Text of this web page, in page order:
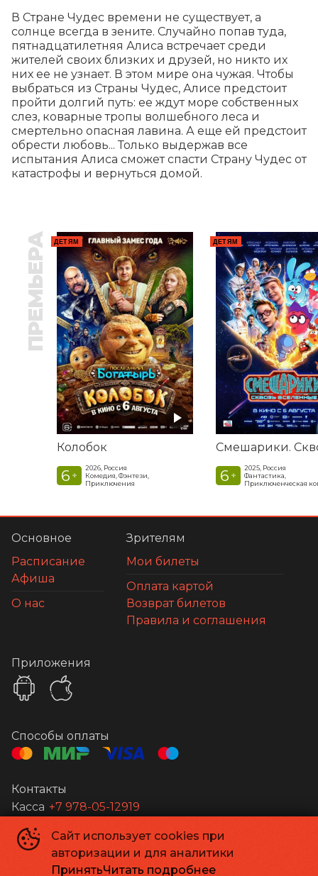
В Стране Чудес времени не существует, а
солнце всегда в зените. Случайно попав туда,
пятнадцатилетняя Алиса встречает среди
жителей своих близких и друзей, но никто их
них ее не узнает. В этом мире она чужая. Чтобы
выбраться из Страны Чудес, Алисе предстоит
пройти долгий путь: ее ждут море собственных
слез, коварные тропы волшебного леса и
смертельно опасная лавина. А еще ей предстоит
обрести любовь... Только выдержав все
испытания Алиса сможет спасти Страну Чудес от
катастрофы и вернуться домой.
ПРЕМЬЕРА ДЕТЯМ
Колобок
6 +
2026, Россия
Комедия, Фэнтези,
Приключения
ДЕТЯМ
6 +
2025, Россия
Фантастика,
Приключенческая
Сайт использует cookies при
авторизации и для аналитики
ПринятьЧитать подробнее
Основное
Расписание
Афиша
О нас
Зрителям
Мои билеты
Оплата картой
Возврат билетов
Правила и соглашения
Приложения
Способы оплаты
Контакты
Касса +7 978-05-12919
Апельсин© 2026
Powered byp24.app